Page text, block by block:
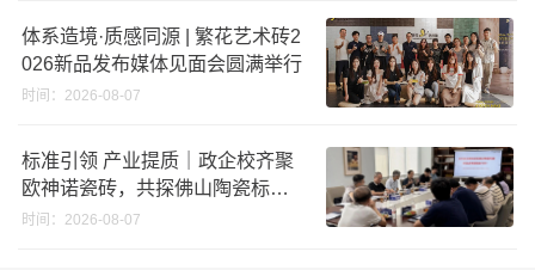
体系造境·质感同源 | 繁花艺术砖2
026新品发布媒体见面会圆满举行
时间：2026-08-07
标准引领 产业提质｜政企校齐聚
欧神诺瓷砖，共探佛山陶瓷标准
化发展新路径
时间：2026-08-07